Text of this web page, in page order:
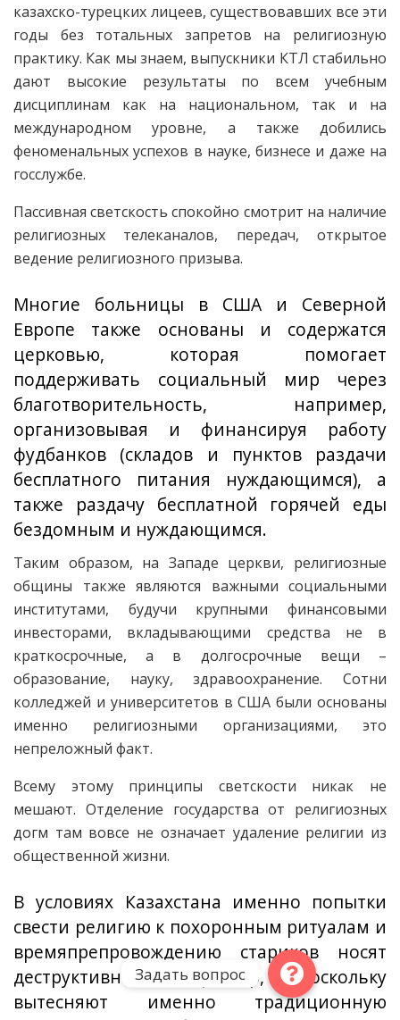
казахско-турецких лицеев, существовавших все эти
годы без тотальных запретов на религиозную
практику. Как мы знаем, выпускники КТЛ стабильно
дают высокие результаты по всем учебным
дисциплинам как на национальном, так и на
международном уровне, а также добились
феноменальных успехов в науке, бизнесе и даже на
госслужбе.
Пассивная светскость спокойно смотрит на наличие
религиозных телеканалов, передач, открытое
ведение религиозного призыва.
Многие больницы в США и Северной
Европе также основаны и содержатся
церковью, которая помогает
поддерживать социальный мир через
благотворительность, например,
организовывая и финансируя работу
фудбанков (складов и пунктов раздачи
бесплатного питания нуждающимся), а
также раздачу бесплатной горячей еды
бездомным и нуждающимся.
Таким образом, на Западе церкви, религиозные
общины также являются важными социальными
институтами, будучи крупными финансовыми
инвесторами, вкладывающими средства не в
краткосрочные, а в долгосрочные вещи –
образование, науку, здравоохранение. Сотни
колледжей и университетов в США были основаны
именно религиозными организациями, это
непреложный факт.
Всему этому принципы светскости никак не
мешают. Отделение государства от религиозных
догм там вовсе не означает удаление религии из
общественной жизни.
В условиях Казахстана именно попытки
свести религию к похоронным ритуалам и
времяпрепровождению стариков носят
деструктивный характер, поскольку
вытесняют именно традиционную
Задать вопрос